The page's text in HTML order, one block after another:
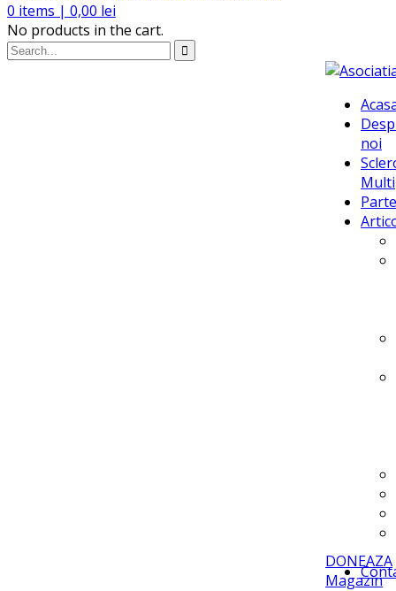
0 items | 0,00 lei
No products in the cart.
noi
DONEAZA
Magazin